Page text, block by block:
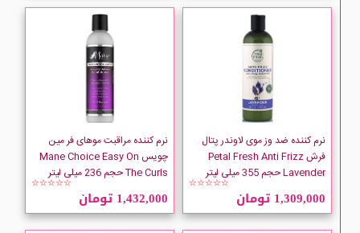
ALFAPARF MILANO
ARGANMIDAS
ATRAGIN
Aunt Jackies
Cantu
CLIVEN
نرم کننده ضد وز موی لاوندر پتال
فرش Petal Fresh Anti Frizz
Lavender حجم 355 میلی لیتر
☆☆☆☆☆
1,309,000 تومان
نرم کننده مراقبت موهای فر مین
چویس Mane Choice Easy On
The Curls حجم 236 میلی لیتر
☆☆☆☆☆
1,432,000 تومان